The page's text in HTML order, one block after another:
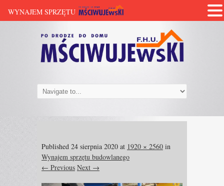
Published 24 sierpnia 2020 at 1920 × 2560 in
Wynajem sprzętu budowlanego
← Previous Next →
WYNAJEM SPRZĘTU